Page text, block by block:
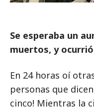
Se esperaba un
muertos, y
En 24 horas oí
personas que
cinco! Mientras la